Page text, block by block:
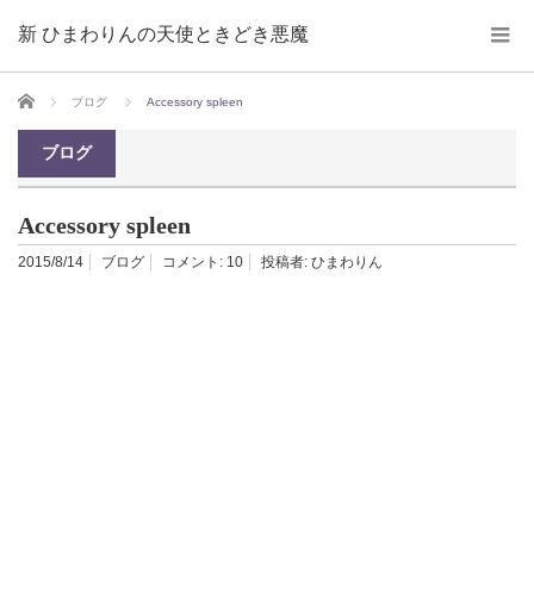
新 ひまわりんの天使ときどき悪魔
ホーム ブログ Accessory spleen
ブログ
Accessory spleen
2015/8/14 ブログ コメント: 10 投稿者: ひまわりん